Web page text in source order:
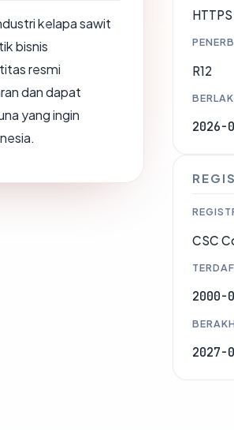
kelapa sawit
bisnis
resmi
dan dapat
yang ingin
R12
2026-
CSC
2000-
2027-